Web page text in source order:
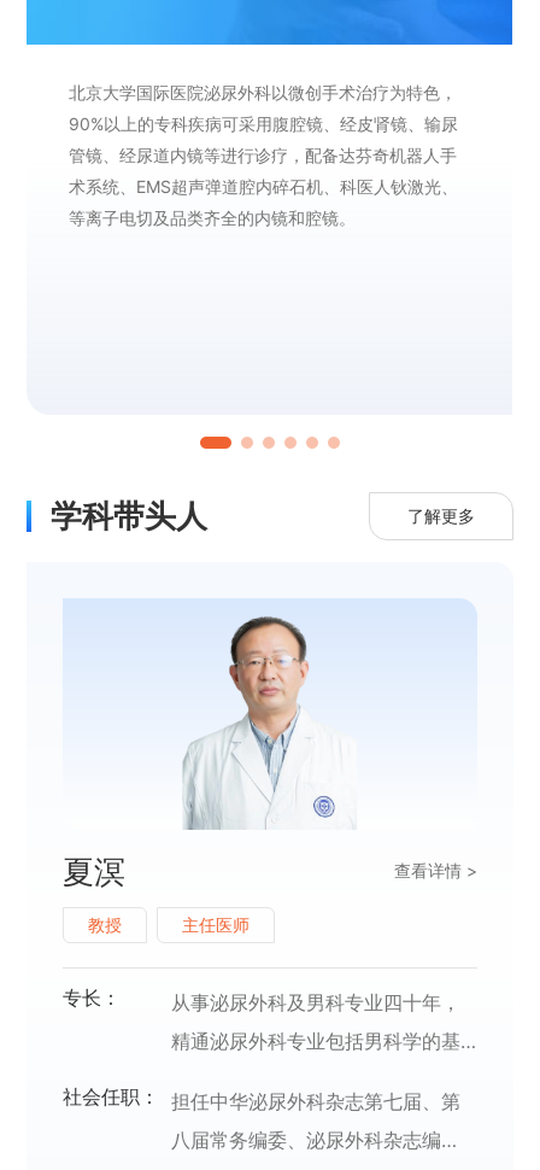
北京大学国际医院泌尿外科以微创手术治疗为特色，
90%以上的专科疾病可采用腹腔镜、经皮肾镜、输尿
管镜、经尿道内镜等进行诊疗，配备达芬奇机器人手
术系统、EMS超声弹道腔内碎石机、科医人钬激光、
等离子电切及品类齐全的内镜和腔镜。
学科带头人 了解更多
夏溟 查看详情 >
教授 主任医师
专长：
从事泌尿外科及男科专业四十年，
精通泌尿外科专业包括男科学的基
诊疗技术。擅长微创治疗各种肾上
腺肿瘤的切除技术和技巧、肾癌根
社会任职：
担任中华泌尿外科杂志第七届、第
八届常务编委、泌尿外科杂志编